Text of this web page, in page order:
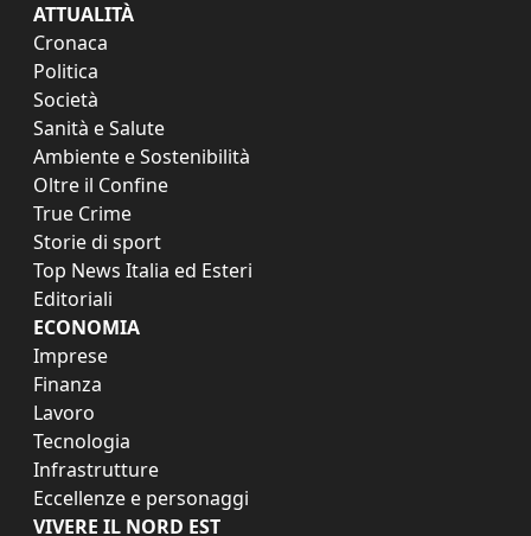
ATTUALITÀ
Cronaca
Politica
Società
Sanità e Salute
Ambiente e Sostenibilità
Oltre il Confine
True Crime
Storie di sport
Top News Italia ed Esteri
Editoriali
ECONOMIA
Imprese
Finanza
Lavoro
Tecnologia
Infrastrutture
Eccellenze e personaggi
VIVERE IL NORD EST